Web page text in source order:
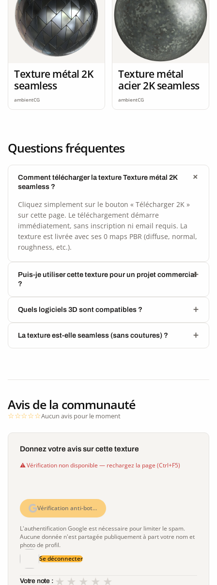
Texture métal 2K
seamless
ambientCG
Texture métal
acier 2K seamless
ambientCG
Questions fréquentes
Comment télécharger la texture Texture métal 2K
seamless ?
Cliquez simplement sur le bouton « Télécharger 2K »
sur cette page. Le téléchargement démarre
immédiatement, sans inscription ni email requis. La
texture est livrée avec ses 0 maps PBR (diffuse, normal,
roughness, etc.).
Puis-je utiliser cette texture pour un projet commercial
?
Quels logiciels 3D sont compatibles ?
La texture est-elle seamless (sans coutures) ?
Avis de la communauté
Aucun avis pour le moment
Donnez votre avis sur cette texture
Vérification non disponible — rechargez la page (Ctrl+F5)
Vérification anti-bot…
L'authentification Google est nécessaire pour limiter le spam.
Aucune donnée n'est partagée publiquement à part votre nom et
photo de profil.
Se déconnecter
Votre note : ★
★
★
★
★